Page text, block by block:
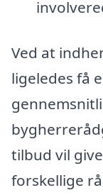
Ved at
ligeledes få
tilbud vil
forskellige